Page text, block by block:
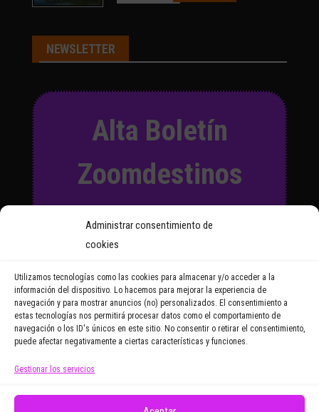
Administrar consentimiento de
cookies
Utilizamos tecnologías como las cookies para almacenar y/o acceder a la
información del dispositivo. Lo hacemos para mejorar la experiencia de
navegación y para mostrar anuncios (no) personalizados. El consentimiento a
estas tecnologías nos permitirá procesar datos como el comportamiento de
navegación o los ID's únicos en este sitio. No consentir o retirar el consentimiento,
puede afectar negativamente a ciertas características y funciones.
Gestionar los servicios
NEWSLETTER
Alta Boletín
Zoomdestinos
y recibirás regularmente las
noticias y reportajes que
Email Address
electrónicos promocionales de Zoomdestinos.es